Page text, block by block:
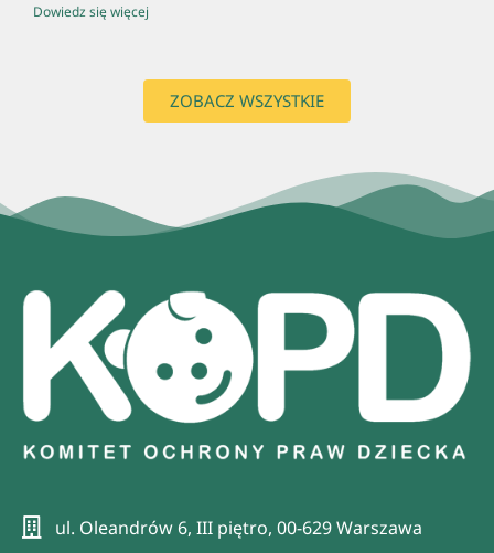
Dowiedz się więcej
ZOBACZ WSZYSTKIE
ul. Oleandrów 6, III piętro, 00-629 Warszawa